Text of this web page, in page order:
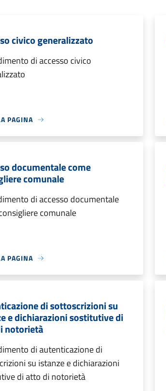
civico generalizzato
di accesso civico
PAGINA
documentale come
comunale
di accesso documentale
comunale
PAGINA
di sottoscrizioni su
e dichiarazioni sostitutive di
notorietà
di autenticazione di
su istanze e dichiarazioni
di atto di notorietà